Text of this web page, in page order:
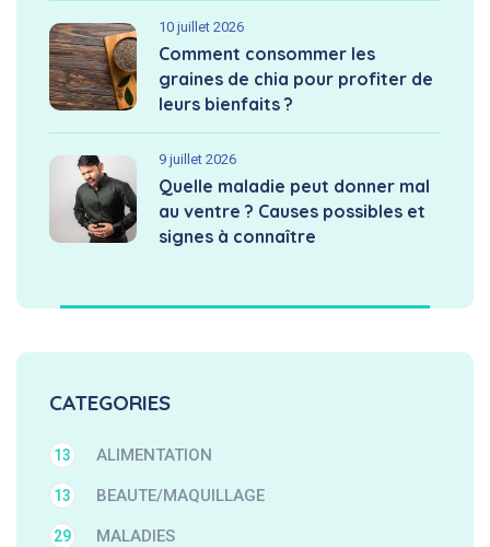
10 juillet 2026
Comment consommer les
graines de chia pour profiter de
leurs bienfaits ?
9 juillet 2026
Quelle maladie peut donner mal
au ventre ? Causes possibles et
signes à connaître
CATEGORIES
ALIMENTATION
13
BEAUTE/MAQUILLAGE
13
MALADIES
29